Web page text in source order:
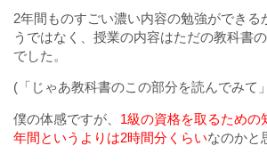
2年間ものすごい濃い内容の勉強ができる
うではなく、授業の内容はただの教科書
でした。
(「じゃあ教科書のこの部分を読んでみて
僕の体感ですが、 1級の資格を取るための
年間というよりは2時間分くらいなのかと